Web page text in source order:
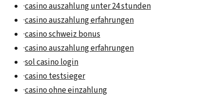
·casino auszahlung unter 24 stunden
·casino auszahlung erfahrungen
·casino schweiz bonus
·casino auszahlung erfahrungen
·sol casino login
·casino testsieger
·casino ohne einzahlung